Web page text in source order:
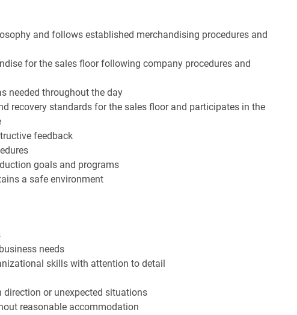
and follows established merchandising procedures and
for the sales floor following company procedures and
needed throughout the day
recovery standards for the sales floor and participates in the
feedback
goals and programs
a safe environment
needs
skills with attention to detail
or unexpected situations
reasonable accommodation